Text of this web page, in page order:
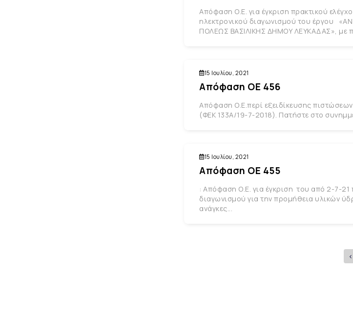
Απόφαση Ο.Ε. για έγκριση πρακτικού
ηλεκτρονικού διαγωνισμού του έργου
ΠΟΛΕΩΣ ΒΑΣΙΛΙΚΗΣ ΔΗΜΟΥ ΛΕΥΚΑΔΑΣ», με
15 Ιουλίου, 2021
Απόφαση ΟΕ 456
Απόφαση Ο.Ε.περί εξειδίκευσης
(ΦΕΚ 133Α/19-7-2018). Πατήστε στο
15 Ιουλίου, 2021
Απόφαση ΟΕ 455
: Απόφαση Ο.Ε. για έγκριση του από 2-7-21
διαγωνισμού για την προμήθεια υλικών
ανάγκες...
<